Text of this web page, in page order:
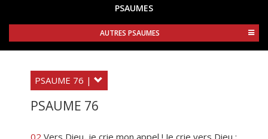
PSAUMES
AUTRES PSAUMES
PSAUME 76 |
PSAUME 76
02 Vers Dieu, je crie mon appel ! Je crie vers Dieu :